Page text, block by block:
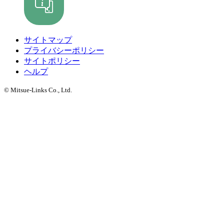
サイトマップ
プライバシーポリシー
サイトポリシー
ヘルプ
© Mitsue-Links Co., Ltd.